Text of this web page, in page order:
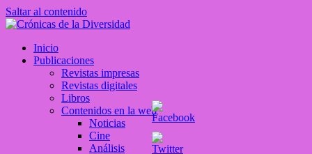
Saltar al contenido
Crónicas de la Diversidad
Plataforma de comunicaciones sobre temas de cultura LGTB+
Inicio
Publicaciones
Revistas impresas
Revistas digitales
Libros
Contenidos en la web
Noticias
Cine
Análisis